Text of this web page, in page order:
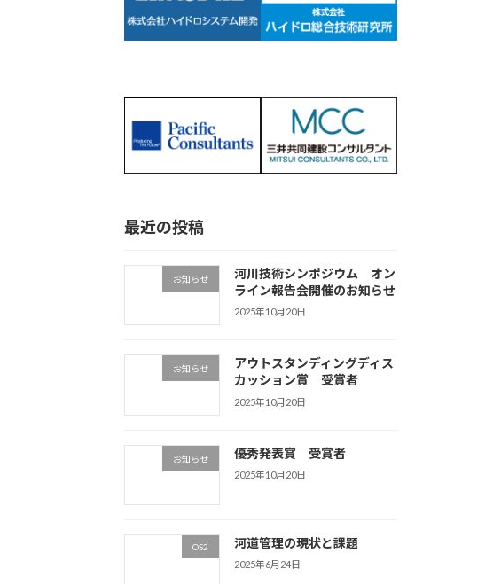
最近の投稿
お知らせ
河川技術シンポジウム オン
ライン報告会開催のお知らせ
2025年10月20日
お知らせ
アウトスタンディングディス
カッション賞 受賞者
2025年10月20日
お知らせ 優秀発表賞 受賞者
2025年10月20日
OS2 河道管理の現状と課題
2025年6月24日